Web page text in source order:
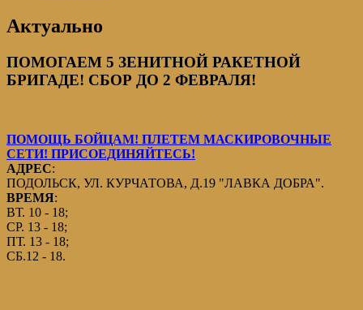
Актуально
ПОМОГАЕМ 5 ЗЕНИТНОЙ РАКЕТНОЙ
БРИГАДЕ! СБОР ДО 2 ФЕВРАЛЯ!
ПОМОЩЬ БОЙЦАМ! ПЛЕТЕМ МАСКИРОВОЧНЫЕ
СЕТИ! ПРИСОЕДИНЯЙТЕСЬ!
АДРЕС:
ПОДОЛЬСК, УЛ. КУРЧАТОВА, Д.19 "ЛАВКА ДОБРА".
ВРЕМЯ:
ВТ. 10 - 18;
СР. 13 - 18;
ПТ. 13 - 18;
СБ.12 - 18.